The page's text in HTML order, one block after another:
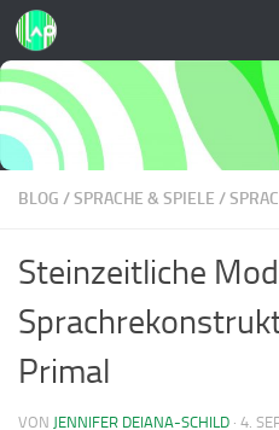
Zum Inhalt springen
BLOG /SPRACHE & SPIELE /
Steinzeitliche
Primal
VON JENNIFER DEIANA-SCHILD · 4.